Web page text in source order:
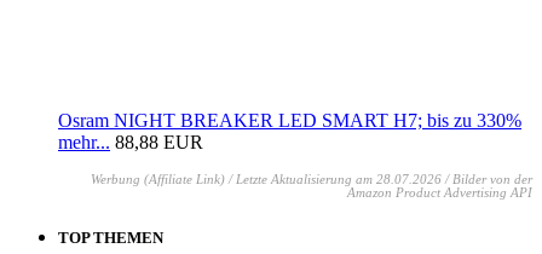
Osram NIGHT BREAKER LED SMART H7; bis zu 330%
mehr... 88,88 EUR
Werbung (Affiliate Link) / Letzte Aktualisierung am 28.07.2026 / Bilder von der
Amazon Product Advertising API
TOP THEMEN